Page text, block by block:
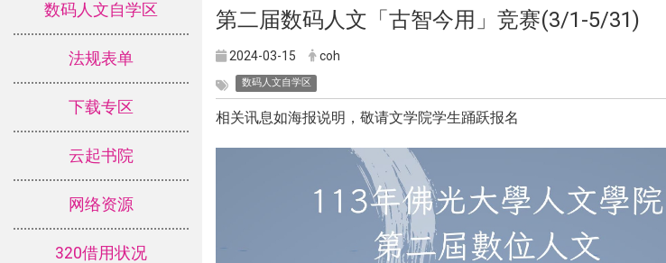
数码人文自学区
法规表单
下载专区
云起书院
网络资源
320借用状况
第二届数码人文「古智今用」竞赛(3/1-5/31)
2024-03-15 coh
数码人文自学区
相关讯息如海报说明，敬请文学院学生踊跃报名